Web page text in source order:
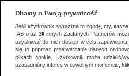
Dbamy o Twoją prywatność
Jeśli użytkownik wyrazi na to zgodę, my, nasze
IAB oraz 30innych Zaufanych Partnerów
uzyskiwać do nich dostęp w celu
się to poprzez przetwarzanie danych
plikach cookie. Użytkownik może udzielić/
uzasadniony interes w dowolnym momencie,